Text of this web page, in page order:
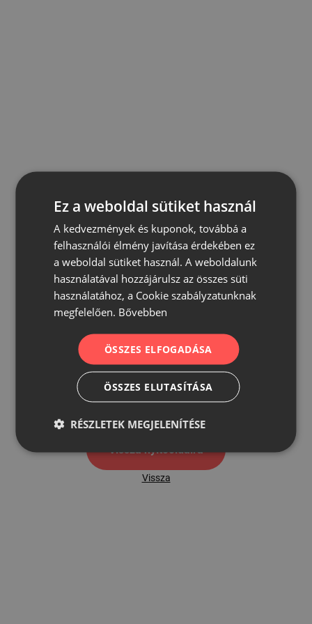
500
Vissza nyítóoldalra
Vissza
Ez a weboldal sütiket használ
A kedvezmények és kuponok, továbbá a
felhasználói élmény javítása érdekében ez
a weboldal sütiket használ. A weboldalunk
használatával hozzájárulsz az összes süti
használatához, a Cookie szabályzatunknak
megfelelően. Bővebben
ÖSSZES ELFOGADÁSA
ÖSSZES ELUTASÍTÁSA
RÉSZLETEK MEGJELENÍTÉSE